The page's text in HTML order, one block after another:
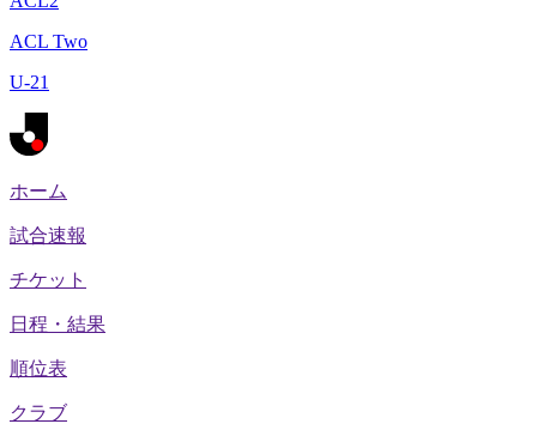
ACL Two
U-21
ホーム
試合速報
チケット
日程・結果
順位表
クラブ